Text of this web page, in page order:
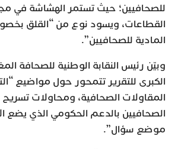
للصحافيين؛ حيث تستمر الهشاشة في
القطاعات، ويسود نوع من “القلق
المادية للصحافيين”.
وبيّن رئيس النقابة الوطنية للصحافة
الكبرى للتقرير تتمحور حول مواضيع
المقاولات الصحافية، ومحاولات تسريح
الصحافيين بالدعم الحكومي الذي يضع
موضع سؤال”.